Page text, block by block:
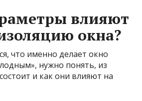
влияют
окна?
что именно делает окно
нужно понять, из
и как они влияют на